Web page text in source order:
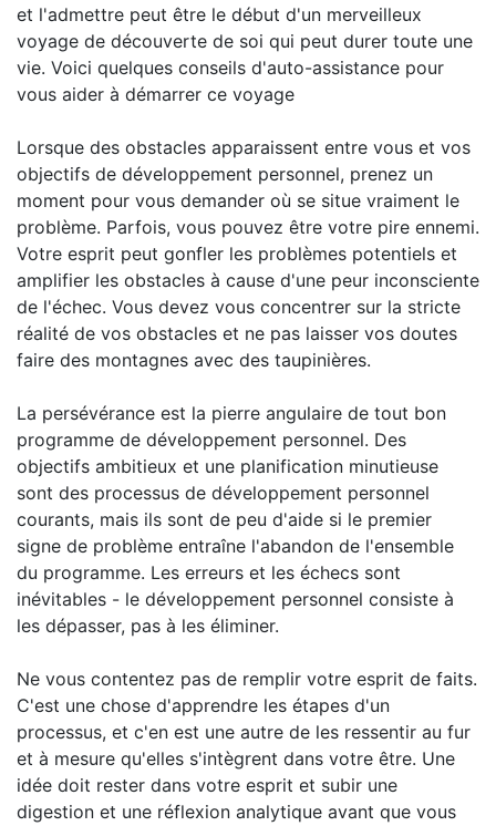
et l'admettre peut être le début d'un merveilleux
voyage de découverte de soi qui peut durer toute une
vie. Voici quelques conseils d'auto-assistance pour
vous aider à démarrer ce voyage
Lorsque des obstacles apparaissent entre vous et vos
objectifs de développement personnel, prenez un
moment pour vous demander où se situe vraiment le
problème. Parfois, vous pouvez être votre pire ennemi.
Votre esprit peut gonfler les problèmes potentiels et
amplifier les obstacles à cause d'une peur inconsciente
de l'échec. Vous devez vous concentrer sur la stricte
réalité de vos obstacles et ne pas laisser vos doutes
faire des montagnes avec des taupinières.
La persévérance est la pierre angulaire de tout bon
programme de développement personnel. Des
objectifs ambitieux et une planification minutieuse
sont des processus de développement personnel
courants, mais ils sont de peu d'aide si le premier
signe de problème entraîne l'abandon de l'ensemble
du programme. Les erreurs et les échecs sont
inévitables - le développement personnel consiste à
les dépasser, pas à les éliminer.
Ne vous contentez pas de remplir votre esprit de faits.
C'est une chose d'apprendre les étapes d'un
processus, et c'en est une autre de les ressentir au fur
et à mesure qu'elles s'intègrent dans votre être. Une
idée doit rester dans votre esprit et subir une
digestion et une réflexion analytique avant que vous